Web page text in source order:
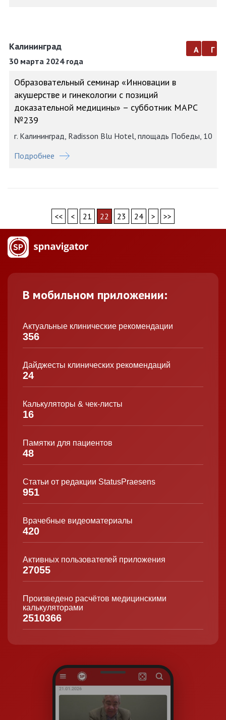
Калининград
30 марта 2024 года
а г
Образовательный семинар «Инновации в
акушерстве и гинекологии с позиций
доказательной медицины» – субботник МАРС
№239
г. Калининград, Radisson Blu Hotel, площадь Победы, 10
Подробнее
<< < 21 22 23 24 > >>
В мобильном приложении:
Актуальные клинические рекомендации
356
Дайджесты клинических рекомендаций
24
Калькуляторы & чек-листы
16
Памятки для пациентов
48
Статьи от редакции StatusPraesens
951
Врачебные видеоматериалы
420
Активных пользователей приложения
27055
Произведено расчётов медицинскими
калькуляторами
2510366